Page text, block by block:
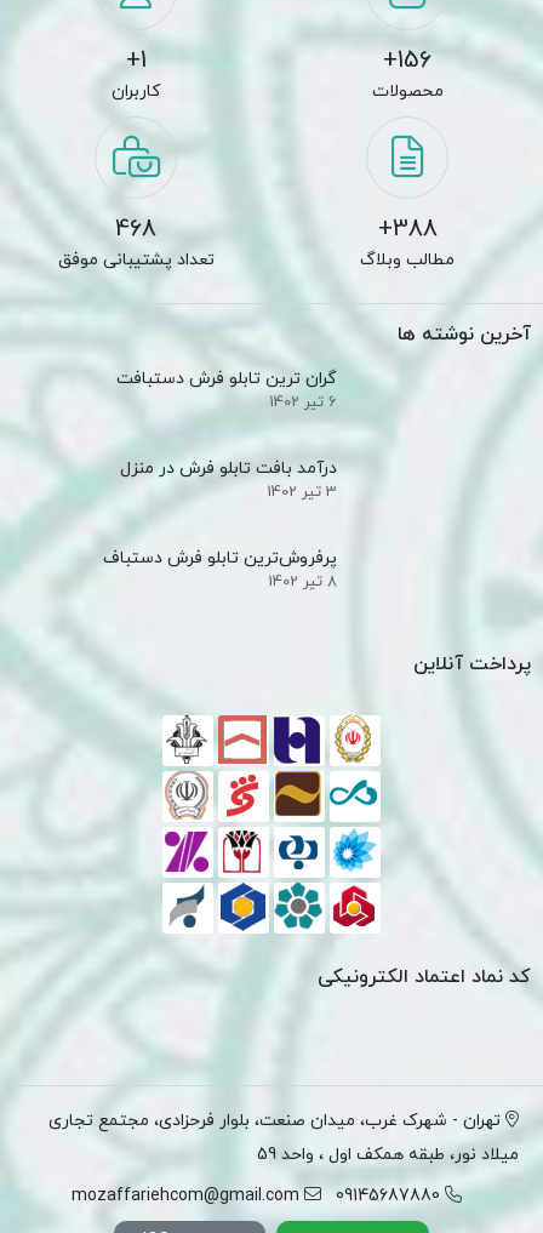
156+
محصولات
1+
کاربران
388+
مطالب وبلاگ
468
تعداد پشتیبانی موفق
آخرین نوشته ها
گران ترین تابلو فرش دستبافت
6 تیر 1402
درآمد بافت تابلو فرش در منزل
3 تیر 1402
پرفروش‌ترین تابلو فرش دستباف
8 تیر 1402
پرداخت آنلاین
کد نماد اعتماد الکترونیکی
تهران - شهرک غرب، میدان صنعت، بلوار فرحزادی، مجتمع تجاری
میلاد نور، طبقه همکف اول ، واحد 59
09145687880
mozaffariehcom@gmail.com